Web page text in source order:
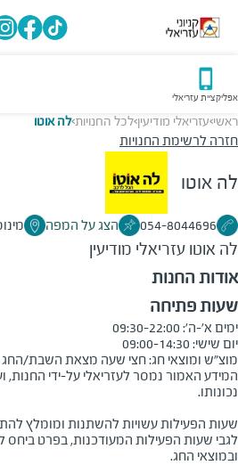
אפליקציית עזריאלי
ראשי>עזריאלי מודיעין>לכל החנויות>לה אוטו
חזרה לרשימת החנויות
לה אוטו
054-8044696 הצג על המפה
לה אוטו עזריאלי מודיעין
אודות החנות
שעות פתיחה
מוצ"ש ומוצאי חג: חצי שעה מצאת השבת/החג עד
המידע האמור נמסר לעזריאלי על-ידי החנות,
שעות הפעילות עשויות להשתנות ומומלץ
לגבי שעות הפעילות המעודכנות, בפרט ביחס
ובמוצאי החג.